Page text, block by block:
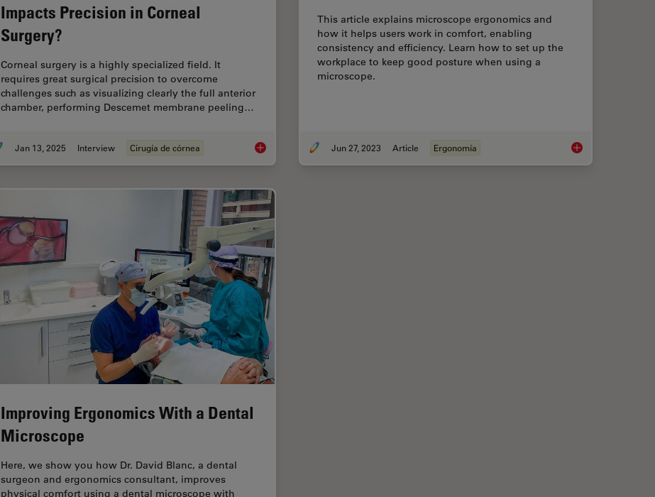
Impacts Precision in Corneal
Surgery?
Corneal surgery is a highly specialized field. It
requires great surgical precision to overcome
challenges such as visualizing clearly the full anterior
chamber, performing Descemet membrane peeling…
Jan 13, 2025 Interview Cirugía de córnea How Real-Time OCT Imaging Impacts Precision in Corneal Surgery?
This article explains microscope ergonomics and
how it helps users work in comfort, enabling
consistency and efficiency. Learn how to set up the
workplace to keep good posture when using a
microscope.
Jun 27, 2023 Article Ergonomía Microscope
Improving Ergonomics With a Dental
Microscope
Here, we show you how Dr. David Blanc, a dental
surgeon and ergonomics consultant, improves
physical comfort using a dental microscope with